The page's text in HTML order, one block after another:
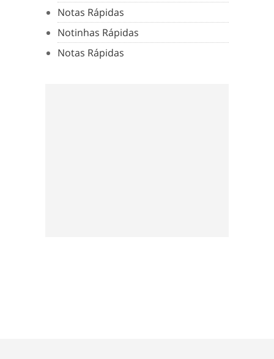
Notas Rápidas
Notinhas Rápidas
Notas Rápidas